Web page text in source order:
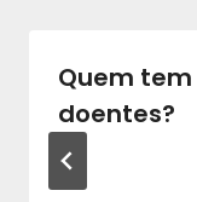
Quem
doentes?